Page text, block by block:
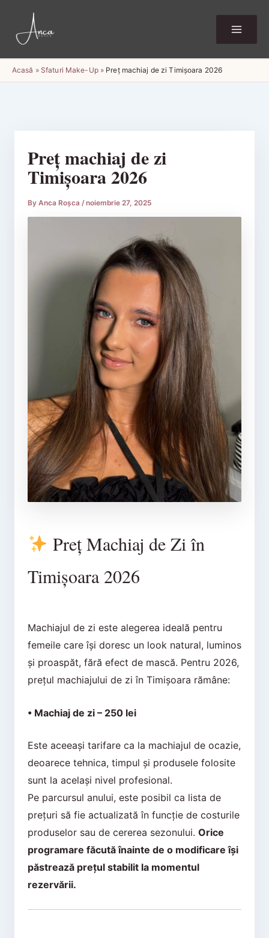
content
Acasă » Sfaturi Make-Up» Preț machiaj de zi Timișoara 2026
Preț machiaj de zi
Timișoara 2026
By Anca Roșca /noiembrie 27, 2025
Preț Machiaj de Zi în
Timișoara 2026
Machiajul de zi este alegerea ideală pentru
femeile care își doresc un look natural, luminos
și proaspăt, fără efect de mască. Pentru 2026,
prețul machiajului de zi în Timișoara rămâne:
• Machiaj de zi – 250 lei
Este aceeași tarifare ca la machiajul de ocazie,
deoarece tehnica, timpul și produsele folosite
sunt la același nivel profesional.
Pe parcursul anului, este posibil ca lista de
prețuri să fie actualizată în funcție de costurile
produselor sau de cererea sezonului. Orice
programare făcută înainte de o modificare își
păstrează prețul stabilit la momentul
rezervării.